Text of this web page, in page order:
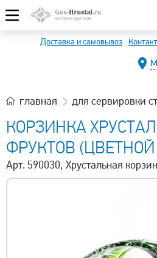
Доставка и самовывоз
главная для сервировки
КОРЗИНКА
ФРУКТОВ
Арт. 590030, Хрустальная